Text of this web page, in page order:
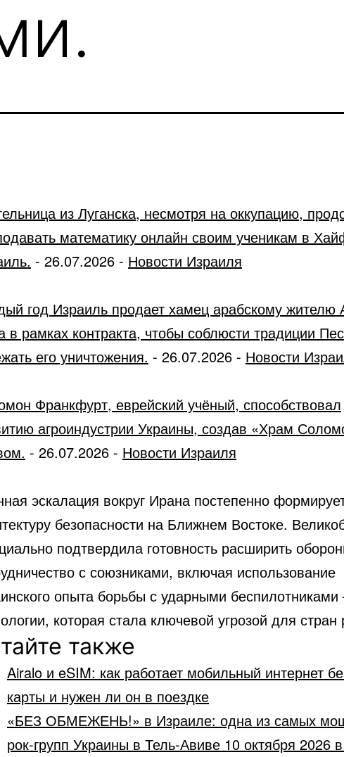
из Луганска, несмотря на оккупацию,
математику онлайн своим ученикам в
- 26.07.2026 - Новости Израиля
год Израиль продает хамец арабскому жителю
в рамках контракта, чтобы соблюсти традиции
его уничтожения. - 26.07.2026 - Новости
Франкфурт, еврейский учёный, способствовал
агроиндустрии Украины, создав «Храм
- 26.07.2026 - Новости Израиля
эскалация вокруг Ирана постепенно
безопасности на Ближнем Востоке.
подтвердила готовность расширить
с союзниками, включая использование
опыта борьбы с ударными
которая стала ключевой угрозой для стран
также
Airalo и eSIM: как работает мобильный интернет
карты и нужен ли он в поездке
«БЕЗ ОБМЕЖЕНЬ!» в Израиле: одна из самых
рок-групп Украины в Тель-Авиве 10 октября 2026